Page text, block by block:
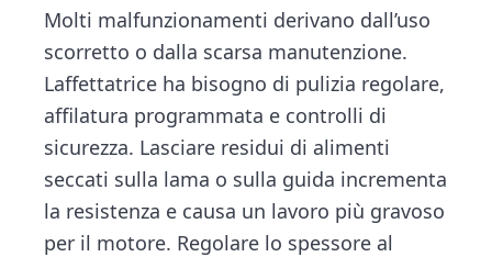
Molti malfunzionamenti derivano dall’uso
scorretto o dalla scarsa manutenzione.
Laffettatrice ha bisogno di pulizia regolare,
affilatura programmata e controlli di
sicurezza. Lasciare residui di alimenti
seccati sulla lama o sulla guida incrementa
la resistenza e causa un lavoro più gravoso
per il motore. Regolare lo spessore al